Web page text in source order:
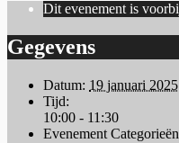
Dit evenement is
Gegevens
Datum: 19 januari 2025
Tijd:
10:00 - 11:30
Evenement